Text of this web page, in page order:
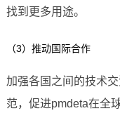
找到更多用途。
（3）推动国际合作
加强各国之间的技术
范，促进pmdeta在全